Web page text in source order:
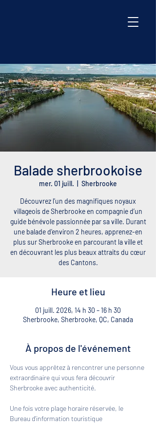
Balade sherbrookoise
mer. 01 juill. Sherbrooke
Découvrez l’un des magnifiques noyaux
villageois de Sherbrooke en compagnie d’un
guide bénévole passionnée par sa ville. Durant
une balade d’environ 2 heures, apprenez-en
plus sur Sherbrooke en parcourant la ville et
en découvrant les plus beaux attraits du cœur
des Cantons.
Heure et lieu
01 juill. 2026, 14 h 30 – 16 h 30
Sherbrooke, Sherbrooke, QC, Canada
À propos de l'événement
Vous vous apprêtez à rencontrer une personne
extraordinaire qui vous fera découvrir
Sherbrooke avec authenticité.
Une fois votre plage horaire réservée, le
Bureau d'information touristique